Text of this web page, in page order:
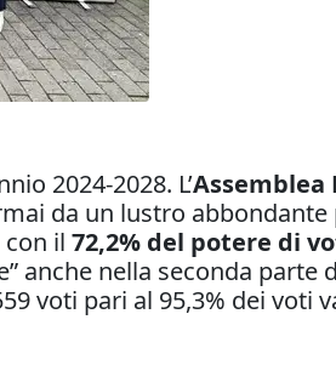
2024-2028. L’Assemblea
da un lustro abbondante
il 72,2% del potere di
anche nella seconda parte
voti pari al 95,3% dei voti